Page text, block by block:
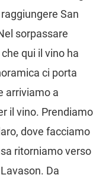
San
sorpassare
qui il vino ha
ci porta
arriviamo a
il vino. Prendiamo
dove facciamo
ritorniamo verso
Da